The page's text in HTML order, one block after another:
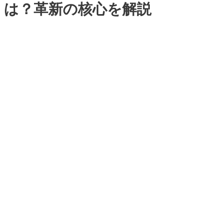
は？革新の核心を解説